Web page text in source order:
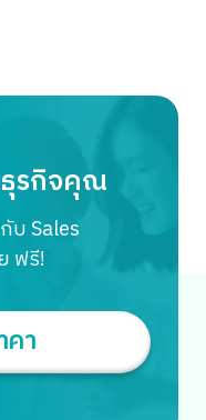
แปลงอยู่เสมอ พ่อค้า
เพื่อคว้าโอกาสทองนี้ไว้
วงนี้และข้อจำกัดการ
ารเตรียมตัวให้ขายดี
สงกรานต์ ในยุคที่สมา
ำวัน พฤติกรรมการช้อป
ลักษณ์เฉพาะตัว นัก
งหน้า โดยเฉพาะสินค้า
กสีสันสดใส, ชุดไทย
ขวัญของฝากสำหรับ
นช่วงสงกรานต์มักจะ
ธุรกิจคุณ
บ Sales
ฟรี!
คา